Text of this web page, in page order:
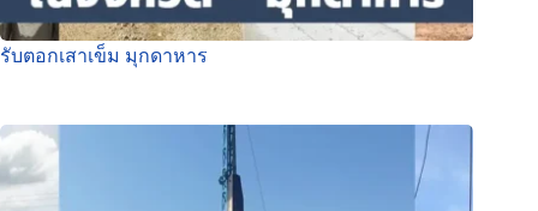
รับตอกเสาเข็ม มุกดาหาร